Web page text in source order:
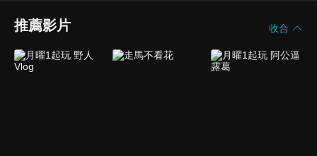
推薦影片 收合